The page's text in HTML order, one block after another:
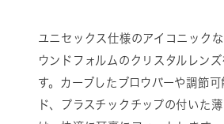
ユニセックス仕様のアイコニック
ウンドフォルムのクリスタルレン
す。カーブしたブロウバーや調節可
ド、プラスチックチップの付いた